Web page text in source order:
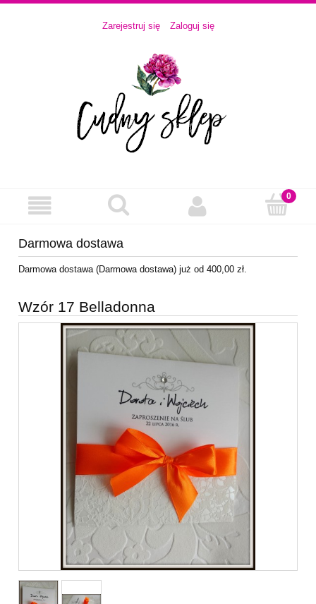
Zarejestruj się Zaloguj się
Darmowa dostawa
Darmowa dostawa (Darmowa dostawa) już od 400,00 zł.
Wzór 17 Belladonna